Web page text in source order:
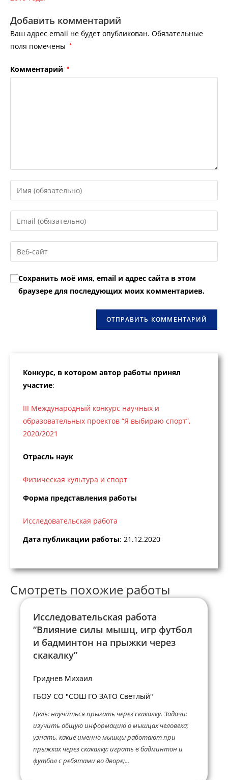
Добавить комментарий
Ваш адрес email не будет опубликован. Обязательные
поля помечены *
Комментарий *
Введите
свое
имя
или
пользователя,
чтобы
прокомментировать
Введите
свой
email-
адрес,
прокомментировать
Введите
URL
вашего
веб-
сайта
Сохранить моё имя, email и адрес сайта в этом
браузере для последующих моих комментариев.
Конкурс, в котором автор работы принял
участие:
III Международный конкурс научных и
образовательных проектов “Я выбираю спорт”,
2020/2021
Отрасль наук
Физическая культура и спорт
Форма представления работы
Исследовательская работа
Дата публикации работы: 21.12.2020
Смотреть похожие работы
Исследовательская работа
“Влияние силы мышц, игр футбол
и бадминтон на прыжки через
скакалку”
Гриднев Михаил
ГБОУ СО "СОШ ГО ЗАТО Светлый"
Цель: научиться прыгать через скакалку. Задачи:
изучить общую информацию о мышцах человека;
узнать, какие именно мышцы работают при
прыжках через скакалку; играть в бадминтон и
футбол с ребятами во дворе;...